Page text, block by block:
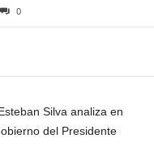
0
Silva analiza en
del Presidente